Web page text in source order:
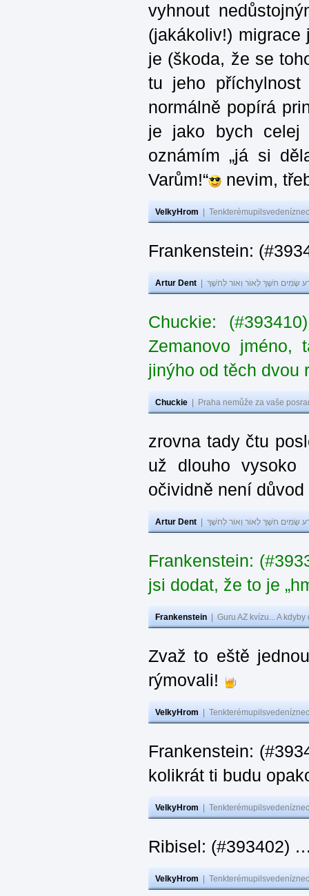
vyhnout
(jakákoliv!)
je (škoda, že se
tu jeho
normálně popírá
je jako bych celej
oznámím „já si
Varům!“
nevim,
VelkyHrom
Frankenstein:
Artur Dent שָׂמִים חֹשֶׁךְ לְאוֹר וְאוֹר לְחֹשֶׁךְ
Chuckie:
Zemanovo jméno,
jinýho od těch dvou
Chuckie Praha nemůže za vaše
zrovna tady čtu
už dlouho
očividně není
Artur Dent שָׂמִים חֹשֶׁךְ לְאוֹר וְאוֹר לְחֹשֶׁךְ
Frankenstein:
jsi dodat, že to je
Frankenstein Guru AZ kvízu... A
Zvaž to eště
rýmovali!
VelkyHrom
Frankenstein:
kolikrát ti budu
VelkyHrom
Ribisel: (#393402)
VelkyHrom